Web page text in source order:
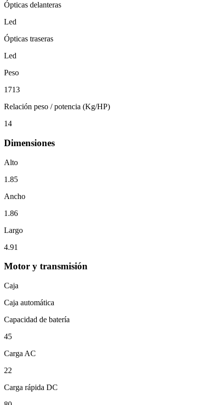
Ópticas delanteras
Led
Ópticas traseras
Led
Peso
1713
Relación peso / potencia (Kg/HP)
14
Dimensiones
Alto
1.85
Ancho
1.86
Largo
4.91
Motor y transmisión
Caja
Caja automática
Capacidad de batería
45
Carga AC
22
Carga rápida DC